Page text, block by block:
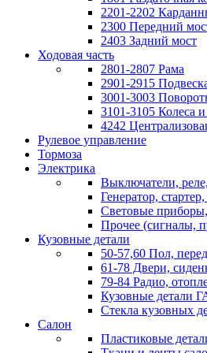
2201-2202
2300 Передний
2403 Задний мост
Ходовая часть
2801-2807 Рама
2901-2915
3001-3003
3101-3105 Колеса
4242
Рулевое управление
Тормоза
Электрика
Выключатели,
Генератор,
Световые приборы,
Прочее (сигналы,
Кузовные детали
50-57,60 Пол,
61-78 Двери,
79-84 Радио,
Кузовные детали
Стекла кузовных
Салон
Пластиковые